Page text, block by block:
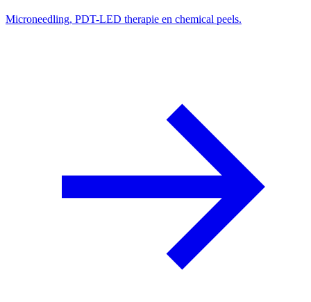
Microneedling, PDT-LED therapie en chemical peels.